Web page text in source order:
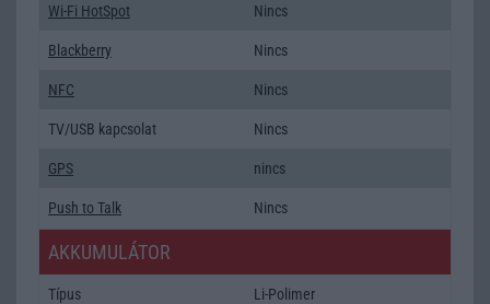
Wi-Fi HotSpot Nincs
Blackberry Nincs
NFC Nincs
TV/USB kapcsolat Nincs
GPS nincs
Push to Talk Nincs
AKKUMULÁTOR
Típus Li-Polimer